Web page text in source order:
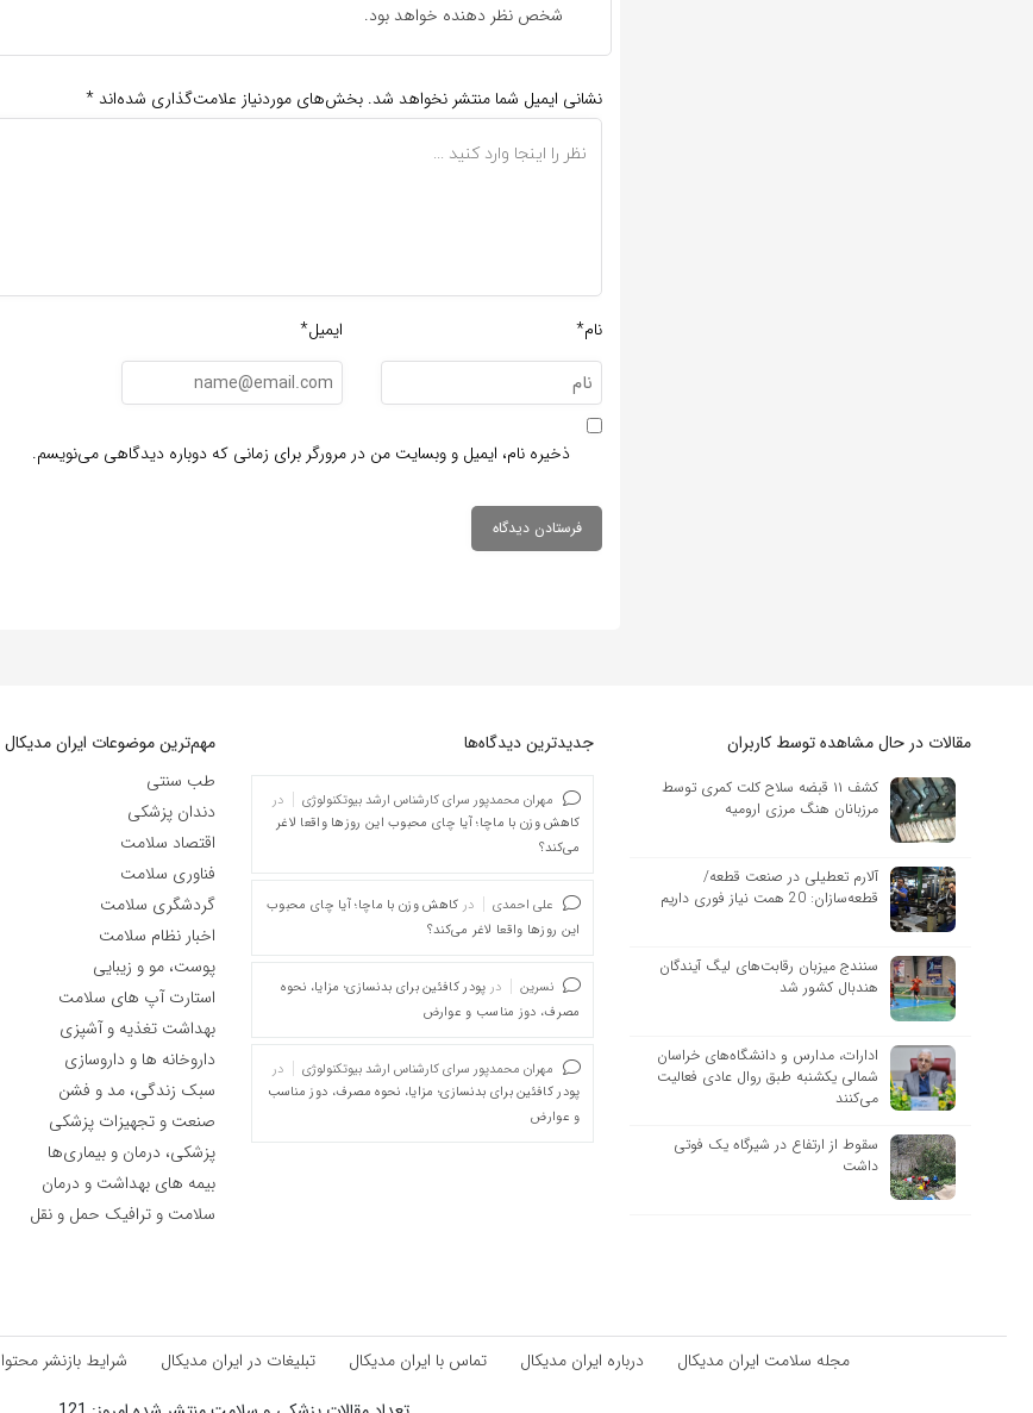
شخص نظر دهنده خواهد بود.
نشانی ایمیل شما منتشر نخواهد شد. بخش‌های موردنیاز علامت‌گذاری شده‌اند *
نام* ایمیل*
ذخیره نام، ایمیل و وبسایت من در مرورگر برای زمانی که دوباره دیدگاهی می‌نویسم.
مقالات در حال مشاهده توسط کاربران
کشف ۱۱ قبضه سلاح کلت کمری توسط
مرزبانان هنگ مرزی ارومیه
آلارم تعطیلی در صنعت قطعه/
قطعه‌سازان: 20 همت نیاز فوری داریم
سنندج میزبان رقابت‌های لیگ آیندگان
هندبال کشور شد
ادارات، مدارس و دانشگاه‌های خراسان
شمالی یکشنبه طبق روال عادی فعالیت
می‌کنند
سقوط از ارتفاع در شیرگاه یک فوتی
داشت
جدیدترین دیدگاه‌‌ها
مهران محمدپور سرای کارشناس ارشد بیوتکنولوژی
در
کاهش وزن با ماچا؛ آیا چای محبوب این روزها واقعا لاغر
می‌کند؟
علی احمدی در کاهش وزن با ماچا؛ آیا چای محبوب
این روزها واقعا لاغر می‌کند؟
نسرین در پودر کافئین برای بدنسازی؛ مزایا، نحوه
مصرف، دوز مناسب و عوارض
مهران محمدپور سرای کارشناس ارشد بیوتکنولوژی
در
پودر کافئین برای بدنسازی؛ مزایا، نحوه مصرف، دوز مناسب
و عوارض
مهم‌ترین موضوعات ایران مدیکال
طب سنتی
دندان پزشکی
اقتصاد سلامت
فناوری سلامت
گردشگری سلامت
اخبار نظام سلامت
پوست، مو و زیبایی
استارت آپ های سلامت
بهداشت تغذیه و آشپزی
داروخانه ها و داروسازی
سبک زندگی، مد و فشن
صنعت و تجهیزات پزشکی
پزشکی، درمان و بیماری‌ها
بیمه های بهداشت و درمان
سلامت و ترافیک حمل و نقل
مجله سلامت ایران مدیکال درباره ایران مدیکال تماس با ایران مدیکال تبلیغات در ایران مدیکال شرایط بازنشر محتوا